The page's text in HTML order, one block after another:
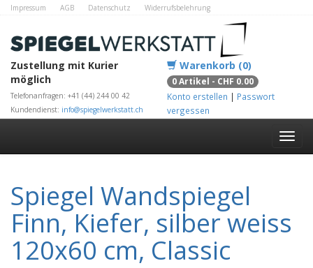
Impressum AGB Datenschutz
Widerrufsbelehrung
Zustellung mit Kurier
möglich
Telefonanfragen: +41 (44) 244 00 42
Kundendienst: info@spiegelwerkstatt.ch
Warenkorb (0)
0 Artikel - CHF 0.00
Konto erstellen | Passwort
vergessen
Spiegel Wandspiegel
Finn, Kiefer, silber weiss
120x60 cm, Classic